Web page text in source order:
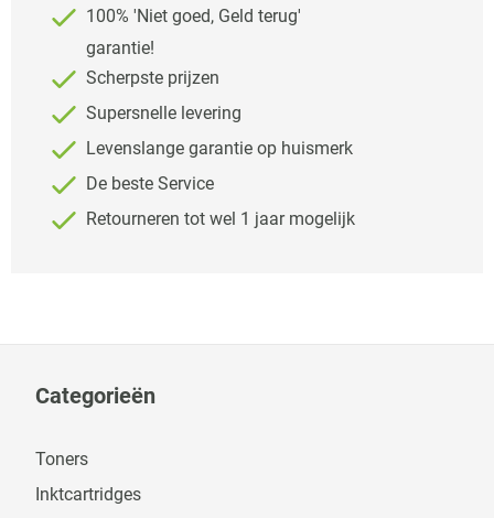
100% 'Niet goed, Geld terug'
garantie!
Scherpste prijzen
Supersnelle levering
Levenslange garantie op huismerk
De beste Service
Retourneren tot wel 1 jaar mogelijk
Categorieën
Toners
Inktcartridges